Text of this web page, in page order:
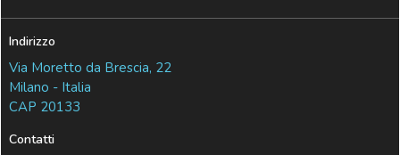
Indirizzo
Via Moretto da Brescia, 22
Milano - Italia
CAP 20133
Contatti